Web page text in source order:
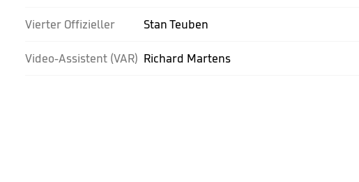
Vierter Offizieller
Video-Assistent (VAR)
Stan Teuben
Richard Martens